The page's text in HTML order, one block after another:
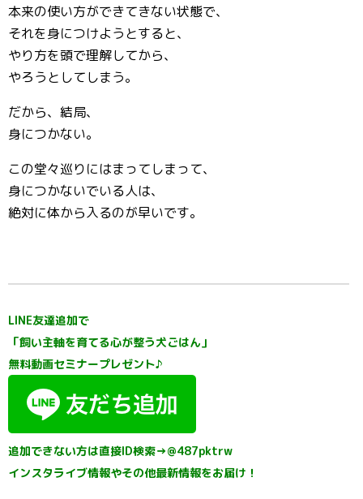
本来の使い方ができてきない状態で、
それを身につけようとすると、
やり方を頭で理解してから、
やろうとしてしまう。
だから、結局、
身につかない。
この堂々巡りにはまってしまって、
身につかないでいる人は、
絶対に体から入るのが早いです。
LINE友達追加で
「飼い主軸を育てる心が整う犬ごはん」
無料動画セミナープレゼント♪
追加できない方は直接ID検索→@487pktrw
インスタライブ情報やその他最新情報をお届け！